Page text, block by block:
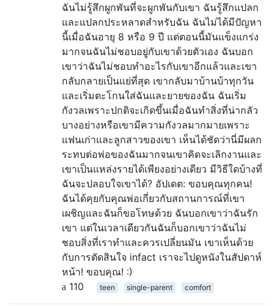
ฉันไม่รู้สึกผูกพันที่จะผูกพันกับเขา ฉันรู้สึกแปลก
และแปลกประหลาดสำหรับฉัน ฉันไม่ได้มีปัญหา
นี้เมื่อฉันอายุ 8 หรือ 9 ปี แต่ตอนนี้มันแข็งแกร่ง
มากจนฉันไม่ชอบอยู่กับเขาด้วยตัวเอง ฉันบอก
เขาว่าฉันไม่ชอบทำอะไรกับเขาอีกแล้วและเขา
กลับกลายเป็นแย่ที่สุด เขากลับมาบ้านบ้าทุกวัน
และเริ่มตะโกนใส่ฉันและยายของฉัน ฉันเริ่ม
กังวลเพราะปกติจะเกิดขึ้นเมื่อฉันทำสิ่งที่น่ากลัว
บางอย่างหรือเขามีความกังวลมากมายเพราะ
แฟนเก่าและลูกสาวของเขา เห็นได้ชัดว่านี่มีผลก
ระทบต่อพ่อของฉันมากจนเขาคิดจะเลิกงานและ
เขาเป็นแหล่งรายได้เพียงอย่างเดียว มีวิธีใดบ้างที่
ฉันจะปลอบใจเขาได้? อัปเดต: ขอบคุณทุกคน!
ฉันได้คุยกับคุณพ่อเกี่ยวกับสถานการณ์ที่เขา
เผชิญและฉันก็ขอโทษด้วย ฉันบอกเขาว่าฉันรัก
เขา แต่ในเวลาเดียวกันฉันก็บอกเขาว่าฉันไม่
ชอบสิ่งที่เราทำและควรเปลี่ยนมัน เขาเห็นด้วย
กับการตัดสินใจ infact เราจะไปดูหนังในสัปดาห์
หน้า! ขอบคุณ! :)
110
teen single-parent comfort